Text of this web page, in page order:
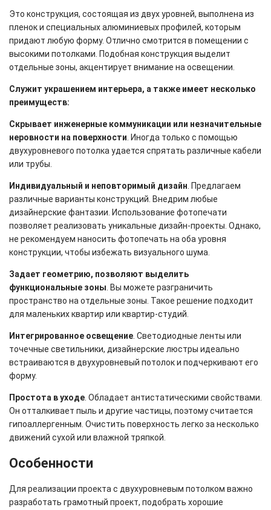
Это конструкция, состоящая из двух уровней, выполнена из
пленок и специальных алюминиевых профилей, которым
придают любую форму. Отлично смотрится в помещении с
высокими потолками. Подобная конструкция выделит
отдельные зоны, акцентирует внимание на освещении.
Служит украшением интерьера, а также имеет несколько
преимуществ:
Скрывает инженерные коммуникации или незначительные
неровности на поверхности . Иногда только с помощью
двухуровневого потолка удается спрятать различные кабели
или трубы.
Индивидуальный и неповторимый дизайн . Предлагаем
различные варианты конструкций. Внедрим любые
дизайнерские фантазии. Использование фотопечати
позволяет реализовать уникальные дизайн-проекты. Однако,
не рекомендуем наносить фотопечать на оба уровня
конструкции, чтобы избежать визуального шума.
Задает геометрию, позволяют выделить
функциональные зоны . Вы можете разграничить
пространство на отдельные зоны. Такое решение подходит
для маленьких квартир или квартир-студий.
Интегрированное освещение . Светодиодные ленты или
точечные светильники, дизайнерские люстры идеально
встраиваются в двухуровневый потолок и подчеркивают его
форму.
Простота в уходе . Обладает антистатическими свойствами.
Он отталкивает пыль и другие частицы, поэтому считается
гипоаллергенным. Очистить поверхность легко за несколько
движений сухой или влажной тряпкой.
Особенности
Для реализации проекта с двухуровневым потолком важно
разработать грамотный проект, подобрать хорошие